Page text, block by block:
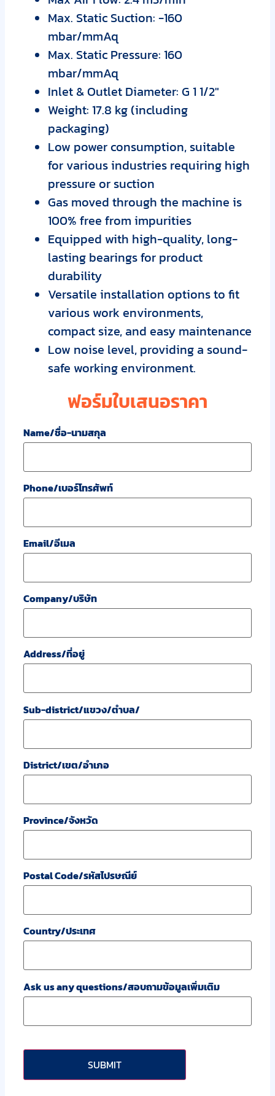
Max. Static Suction: -160
mbar/mmAq
Max. Static Pressure: 160
mbar/mmAq
Inlet & Outlet Diameter: G 1 1/2″
Weight: 17.8 kg (including
packaging)
Low power consumption, suitable
for various industries requiring high
pressure or suction
Gas moved through the machine is
100% free from impurities
Equipped with high-quality, long-
lasting bearings for product
durability
Versatile installation options to fit
various work environments,
compact size, and easy maintenance
Low noise level, providing a sound-
safe working environment.
ฟอร์มใบเสนอราคา
Name/ชื่อ-นามสกุล
Phone/เบอร์โทรศัพท์
Email/อีเมล
Company/บริษัท
Address/ที่อยู่
Sub-district/แขวง/ตำบล/
District/เขต/อำเภอ
Province/จังหวัด
Postal Code/รหัสไปรษณีย์
Country/ประเทศ
Ask us any questions/สอบถามข้อมูลเพิ่มเติม